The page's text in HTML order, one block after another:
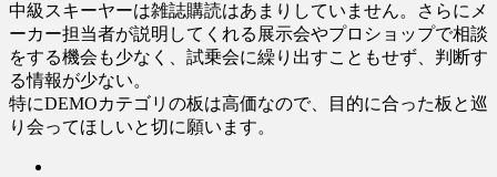
中級スキーヤーは雑誌購読はあまりしていません。さらにメ
ーカー担当者が説明してくれる展示会やプロショップで相談
をする機会も少なく、試乗会に繰り出すこともせず、判断す
る情報が少ない。
特にDEMOカテゴリの板は高価なので、目的に合った板と巡
り会ってほしいと切に願います。